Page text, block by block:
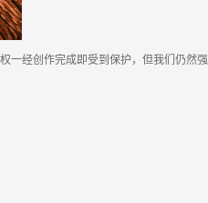
一经创作完成即受到保护，但我们仍然